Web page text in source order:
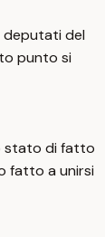
deputati del
punto si
stato di fatto
fatto a unirsi